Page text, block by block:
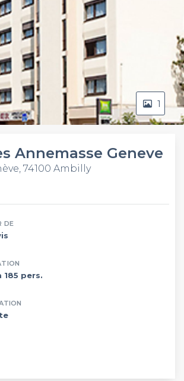
1
Annemasse Geneve
74100 Ambilly
DE
185 pers.